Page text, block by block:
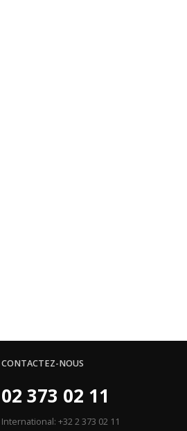
CONTACTEZ-NOUS
02 373 02 11
International: +32 2 373 02 11